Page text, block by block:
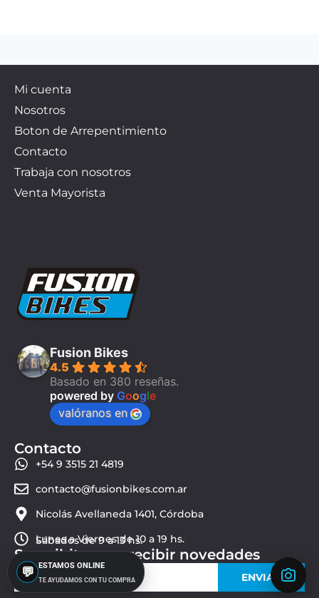
Mi cuenta
Nosotros
Boton de Arrepentimiento
Contacto
Trabaja con nosotros
Venta Mayorista
Fusion Bikes
4.5
Basado en 380 reseñas.
powered by Google
valóranos en
Contacto
+54 9 3515 21 4819
contacto@fusionbikes.com.ar
Nicolás Avellaneda 1401, Córdoba
Lunes a Viernes de 10 a 19 hs.
Sábados de 9 a 13 hs.
Suscribite para recibir novedades
ENVIAR
💬 ESTAMOS ONLINE
TE AYUDAMOS CON TU COMPRA